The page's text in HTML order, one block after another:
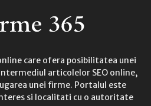
care ofera posibilitatea unei
articolelor SEO online,
unei firme. Portalul este
si localitati cu o autoritate